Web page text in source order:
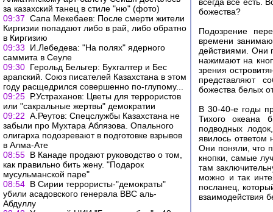
за казахский танец в стиле "ню" (фото)
09:37 Сапа Мекебаев: После смерти жители
Киргизии попадают либо в рай, либо обратно
в Киргизию
09:33
И.Лебедева: "На полях" ядерного
саммита в Сеуле
09:30 Герольд Бельгер: Бухгалтер и Бес
арапский. Союз писателей Казахстана в этом
году расщедрился совершенно по-глупому...
09:25 Р.Устраханов: Цветы для террористов
или "сакральные жертвы" демократии
09:22 А.Реутов: Спецслужбы Казахстана не
забыли про Мухтара Аблязова. Опального
олигарха подозревают в подготовке взрывов
в Алма-Ате
08:55 В Канаде продают руководство о том,
как правильно бить жену. "Подарок
мусульманской паре"
08:54 В Сирии террористы-"демократы"
убили асадовского генерала ВВС аль-
Абдуллу
божества?
Подозрение
времени
действиями. Они
нажимают на
зрения
представляют
божества белых
В 30-40-е годы
Тихого океана
подводных
явилось ответом
Они поняли, что
кнопки, самые
там
можно и так
посланец,
взаимодействия